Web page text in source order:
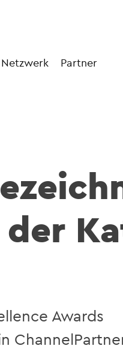
Netzwerk Partner
Awards